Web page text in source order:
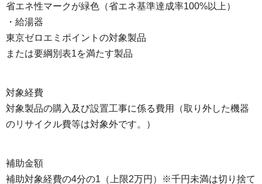
省エネ性マークが緑色（省エネ基準達成率100%以上）
・給湯器
東京ゼロエミポイントの対象製品
または要綱別表1を満たす製品
対象経費
対象製品の購入及び設置工事に係る費用（取り外した機器
のリサイクル費等は対象外です。）
補助金額
補助対象経費の4分の1（上限2万円）※千円未満は切り捨て